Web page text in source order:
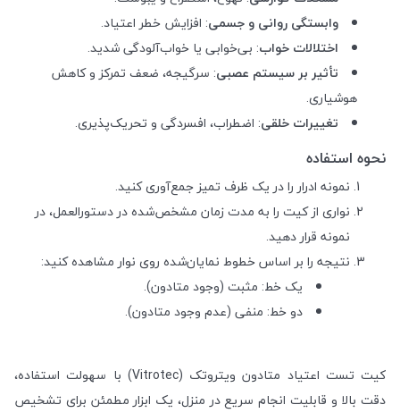
وابستگی روانی و جسمی: افزایش خطر اعتیاد.
اختلالات خواب: بی‌خوابی یا خواب‌آلودگی شدید.
تأثیر بر سیستم عصبی: سرگیجه، ضعف تمرکز و کاهش
هوشیاری.
تغییرات خلقی: اضطراب، افسردگی و تحریک‌پذیری.
نحوه استفاده
نمونه ادرار را در یک ظرف تمیز جمع‌آوری کنید.
نواری از کیت را به مدت زمان مشخص‌شده در دستورالعمل، در
نمونه قرار دهید.
نتیجه را بر اساس خطوط نمایان‌شده روی نوار مشاهده کنید:
یک خط: مثبت (وجود متادون).
دو خط: منفی (عدم وجود متادون).
کیت تست اعتیاد متادون ویتروتک (Vitrotec) با سهولت استفاده،
دقت بالا و قابلیت انجام سریع در منزل، یک ابزار مطمئن برای تشخیص